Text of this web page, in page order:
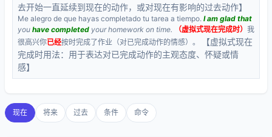
去开始一直延续到现在的动作，或对现在有影响的过去动作】
Me alegro de que hayas completado tu tarea a tiempo. I am glad that
you have completed your homework on time. （虚拟式现在完成时） 我
很高兴你已经按时完成了作业（对已完成动作的情感）。
【虚拟式现在
完成时用法：用于表达对已完成动作的主观态度、怀疑或情
感】
现在 将来 过去 条件 命令